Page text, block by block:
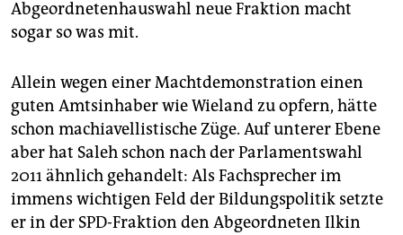
Abgeordnetenhauswahl neue Fraktion macht
sogar so was mit.
Allein wegen einer Machtdemonstration einen
guten Amtsinhaber wie Wieland zu opfern, hätte
schon machiavellistische Züge. Auf unterer Ebene
aber hat Saleh schon nach der Parlamentswahl
2011 ähnlich gehandelt: Als Fachsprecher im
immens wichtigen Feld der Bildungspolitik setzte
er in der SPD-Fraktion den Abgeordneten Ilkin